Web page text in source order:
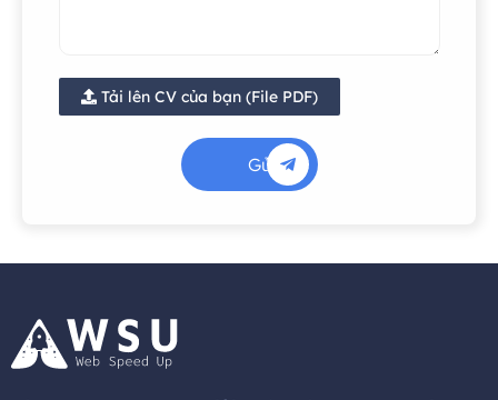
Tải lên CV của bạn (File PDF)
Gửi đi